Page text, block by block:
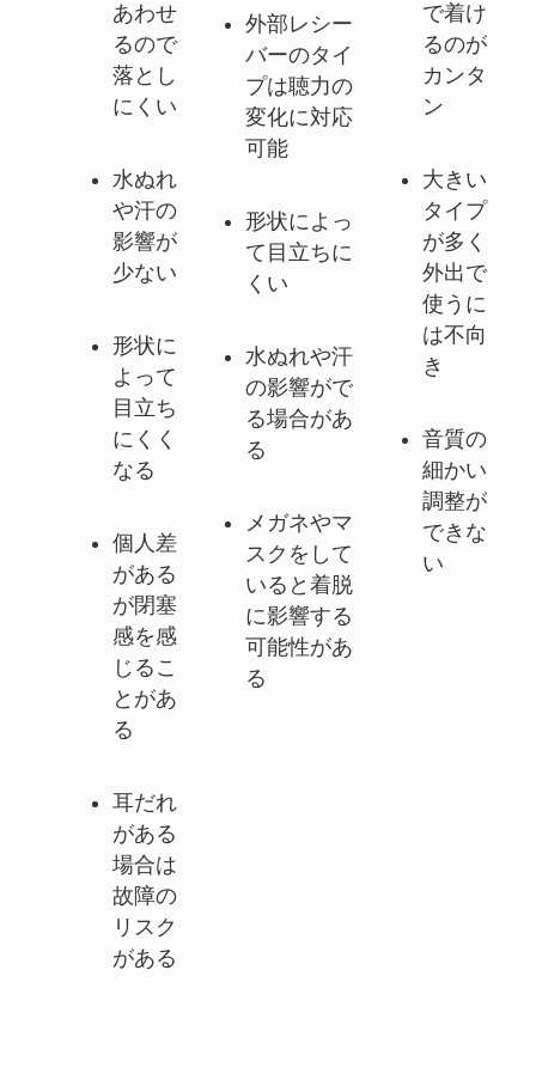
あわせ
るので
落とし
にくい
水ぬれ
や汗の
影響が
少ない
形状に
よって
目立ち
にくく
なる
個人差
がある
が閉塞
感を感
じるこ
とがあ
る
耳だれ
がある
場合は
故障の
リスク
がある
外部レシー
バーのタイ
プは聴力の
変化に対応
可能
形状によっ
て目立ちに
くい
水ぬれや汗
の影響がで
る場合があ
る
メガネやマ
スクをして
いると着脱
に影響する
可能性があ
る
で着け
るのが
カンタ
ン
大きい
タイプ
が多く
外出で
使うに
は不向
き
音質の
細かい
調整が
できな
い